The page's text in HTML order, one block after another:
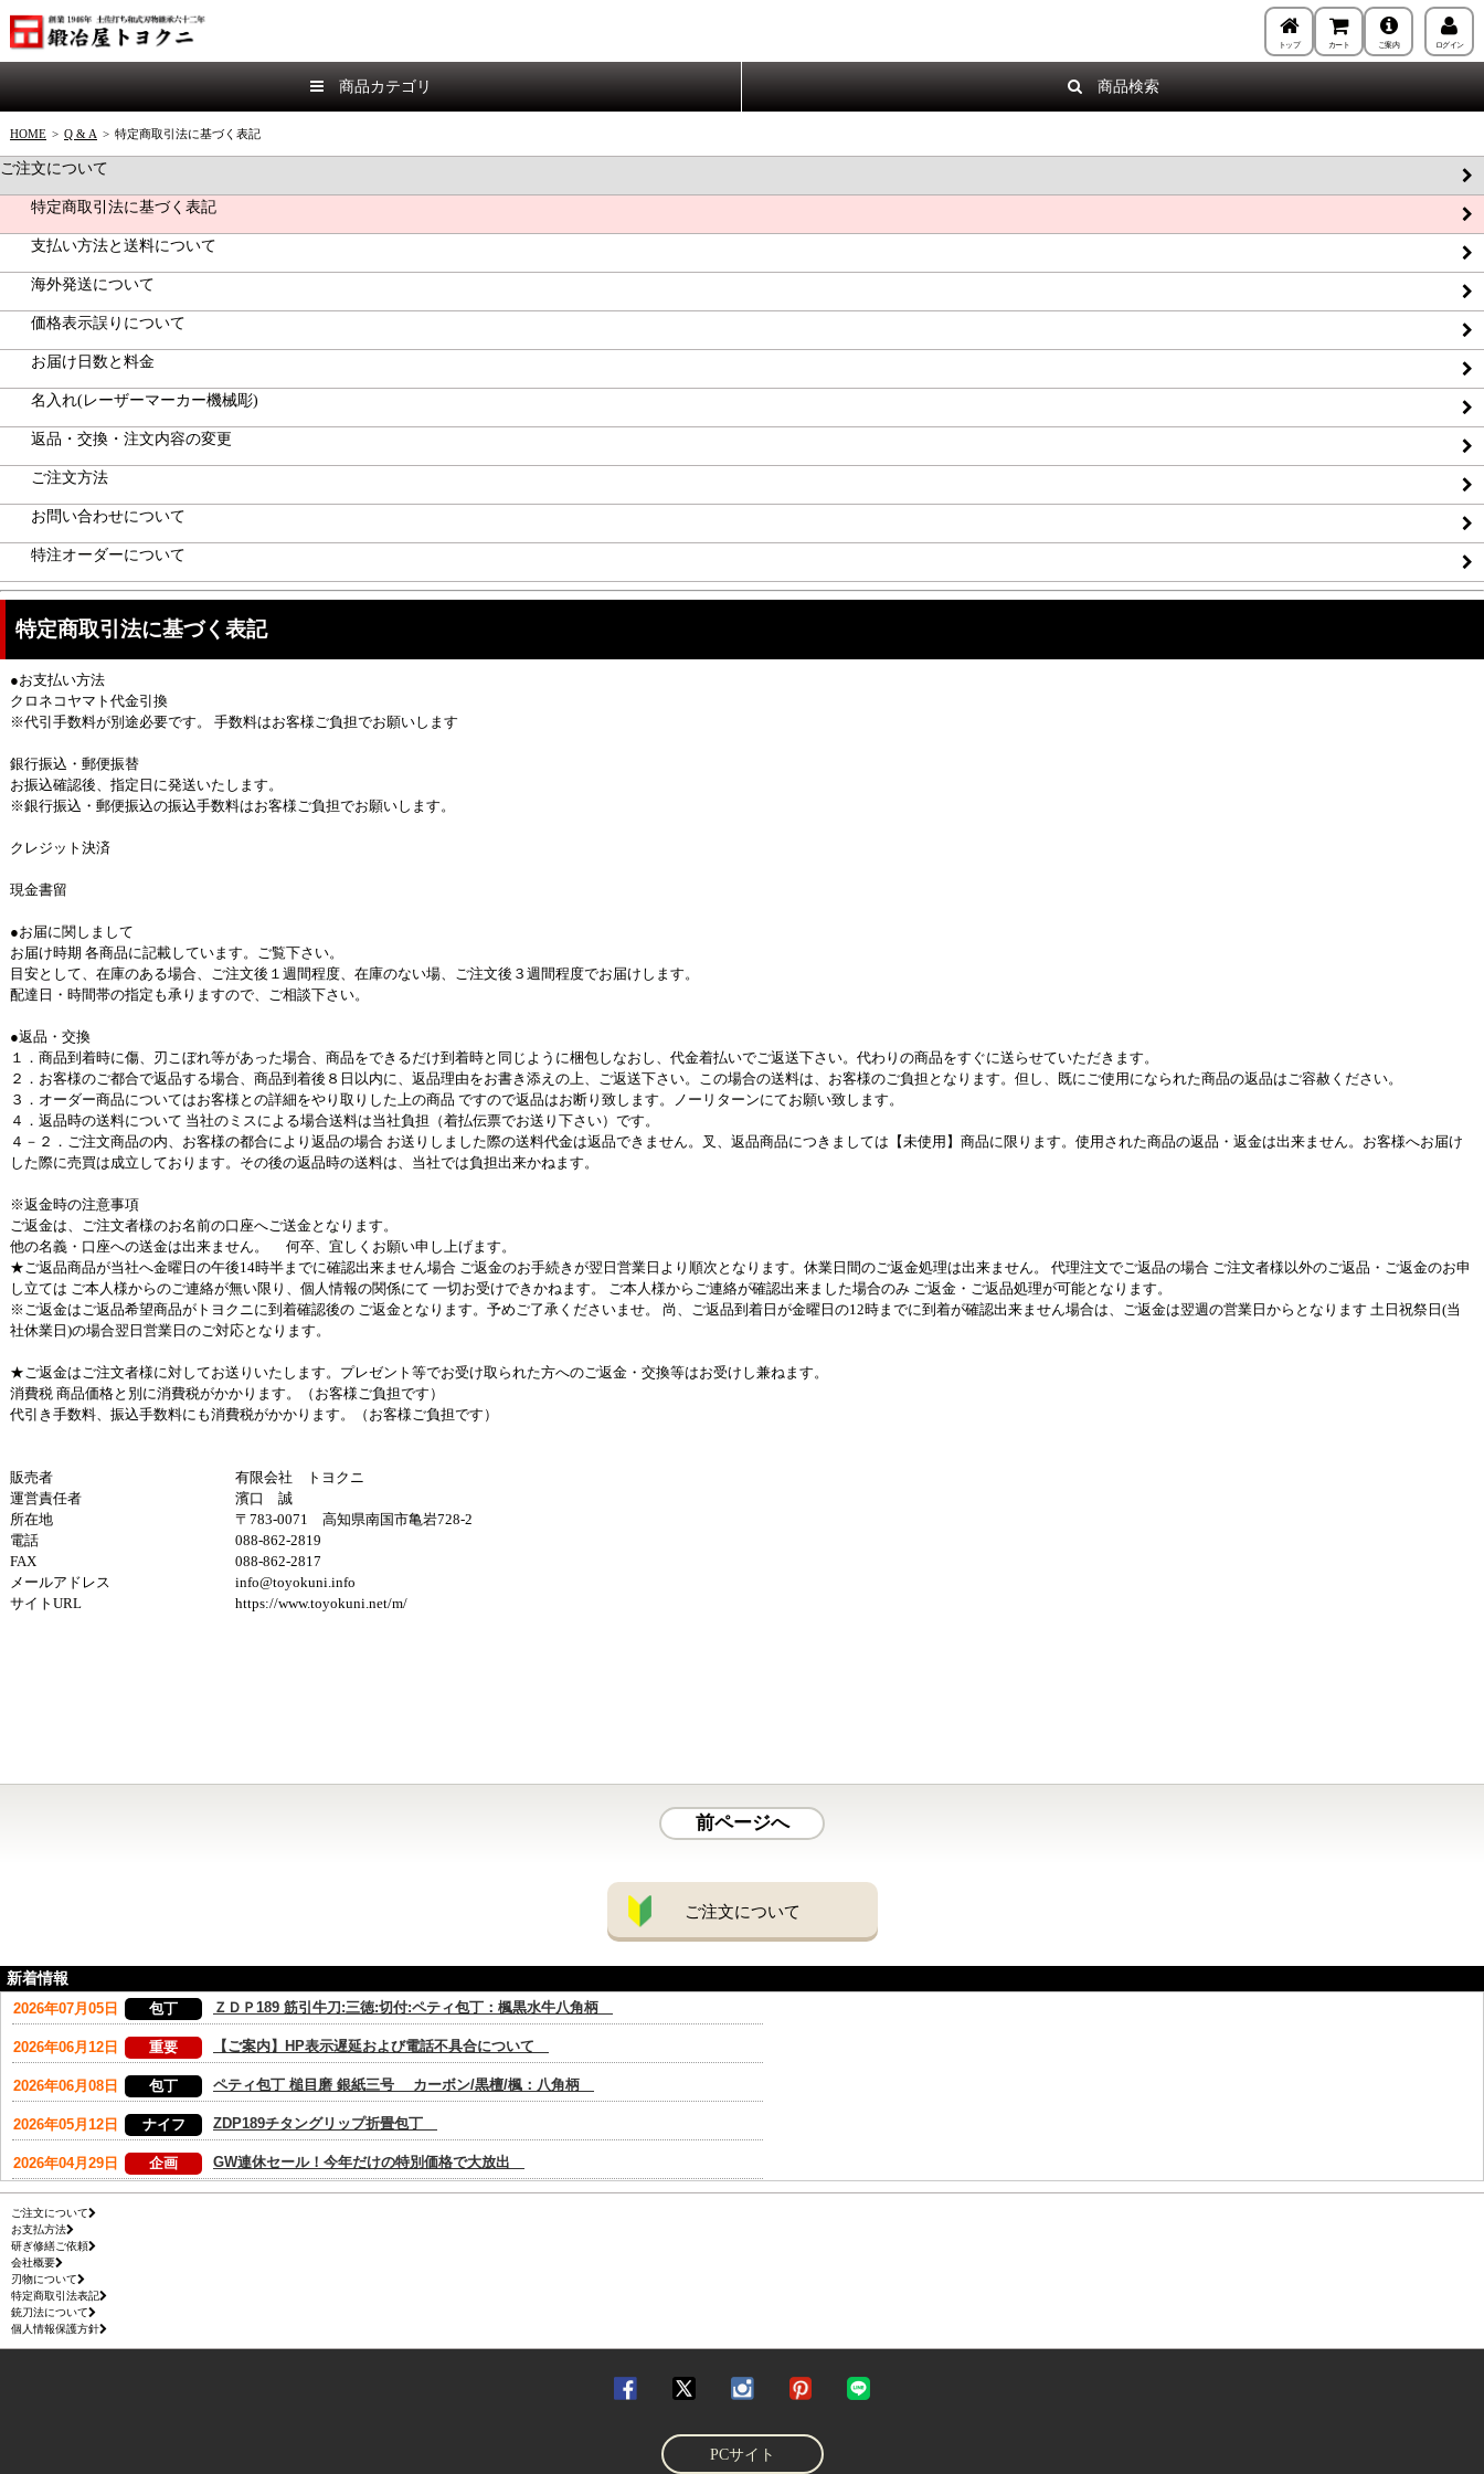
トップ カート ご案内 ログイン
商品カテゴリ 商品検索
HOME > Q & A > 特定商取引法に基づく表記
ご注文について
特定商取引法に基づく表記
支払い方法と送料について
海外発送について
価格表示誤りについて
お届け日数と料金
名入れ(レーザーマーカー機械彫)
返品・交換・注文内容の変更
ご注文方法
お問い合わせについて
特注オーダーについて
特定商取引法に基づく表記
●お支払い方法
クロネコヤマト代金引換
※代引手数料が別途必要です。 手数料はお客様ご負担でお願いします
銀行振込・郵便振替
お振込確認後、指定日に発送いたします。
※銀行振込・郵便振込の振込手数料はお客様ご負担でお願いします。
クレジット決済
現金書留
●お届に関しまして
お届け時期 各商品に記載しています。ご覧下さい。
目安として、在庫のある場合、ご注文後１週間程度、在庫のない場、ご注文後３週間程度でお届けします。
配達日・時間帯の指定も承りますので、ご相談下さい。
●返品・交換
１．商品到着時に傷、刃こぼれ等があった場合、商品をできるだけ到着時と同じように梱包しなおし、代金着払いでご返送下さい。代わりの商品をすぐに送らせていただきます。
２．お客様のご都合で返品する場合、商品到着後８日以内に、返品理由をお書き添えの上、ご返送下さい。この場合の送料は、お客様のご負担となります。但し、既にご使用になられた商品の返品はご容赦ください。
３．オーダー商品についてはお客様との詳細をやり取りした上の商品 ですので返品はお断り致します。ノーリターンにてお願い致します。
４．返品時の送料について 当社のミスによる場合送料は当社負担（着払伝票でお送り下さい）です。
４－２．ご注文商品の内、お客様の都合により返品の場合 お送りしました際の送料代金は返品できません。叉、返品商品につきましては【未使用】商品に限ります。使用された商品の返品・返金は出来ません。お客様へお届け
した際に売買は成立しております。その後の返品時の送料は、当社では負担出来かねます。
※返金時の注意事項
ご返金は、ご注文者様のお名前の口座へご送金となります。
他の名義・口座への送金は出来ません。 何卒、宜しくお願い申し上げます。
★ご返品商品が当社へ金曜日の午後14時半までに確認出来ません場合 ご返金のお手続きが翌日営業日より順次となります。休業日間のご返金処理は出来ません。 代理注文でご返品の場合 ご注文者様以外のご返品・ご返金のお申
し立ては ご本人様からのご連絡が無い限り、個人情報の関係にて 一切お受けできかねます。 ご本人様からご連絡が確認出来ました場合のみ ご返金・ご返品処理が可能となります。
※ご返金はご返品希望商品がトヨクニに到着確認後の ご返金となります。予めご了承くださいませ。 尚、ご返品到着日が金曜日の12時までに到着が確認出来ません場合は、ご返金は翌週の営業日からとなります 土日祝祭日(当
社休業日)の場合翌日営業日のご対応となります。
★ご返金はご注文者様に対してお送りいたします。プレゼント等でお受け取られた方へのご返金・交換等はお受けし兼ねます。
消費税 商品価格と別に消費税がかかります。（お客様ご負担です）
代引き手数料、振込手数料にも消費税がかかります。（お客様ご負担です）
販売者
有限会社 トヨクニ
運営責任者
濱口 誠
所在地
〒783-0071 高知県南国市亀岩728-2
電話
088-862-2819
FAX
088-862-2817
メールアドレス
info@toyokuni.info
サイトURL
https://www.toyokuni.net/m/
前ページへ
ご注文について
新着情報
ご注文について
お支払方法
研ぎ修繕ご依頼
会社概要
刃物について
特定商取引法表記
銃刀法について
個人情報保護方針
PCサイト